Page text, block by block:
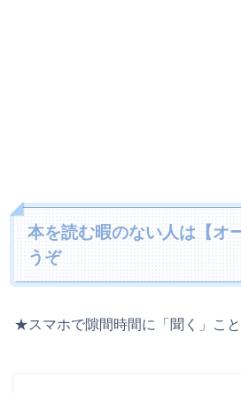
本を読む暇のない人は【オ
うぞ
★スマホで隙間時間に「聞く」こ